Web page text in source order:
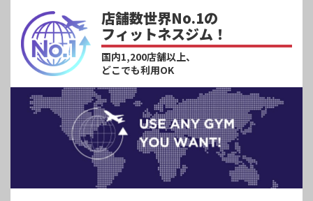
店舗数世界No.1の
フィットネスジム！
国内1,200店舗以上、
どこでも利用OK